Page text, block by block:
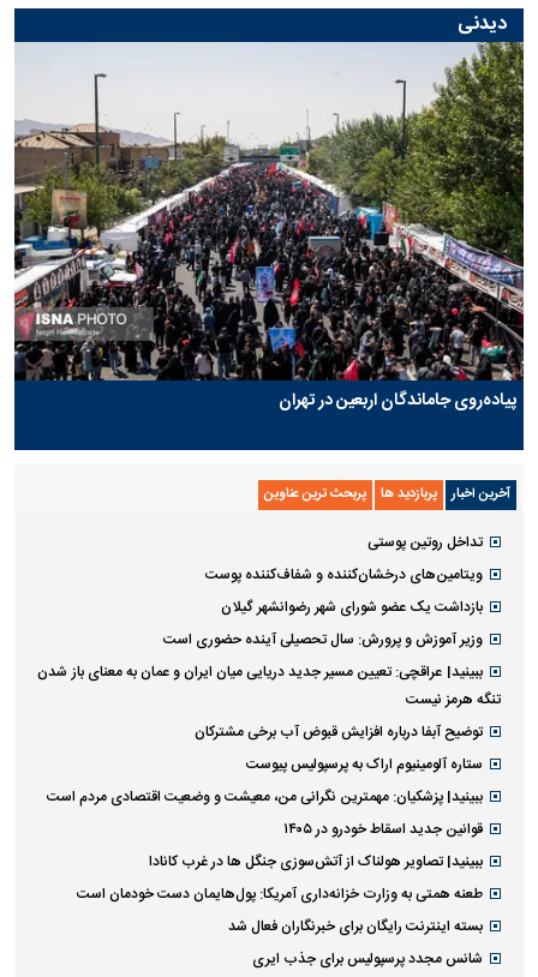
دیدنی
پیاده‌روی جاماندگان اربعین در تهران
آخرین اخبار پربازدید ها پربحث ترین عناوین
تداخل روتین پوستی
ویتامین‌های درخشان‌کننده و شفاف‌کننده پوست
بازداشت یک عضو شورای شهر رضوانشهر گیلان
وزیر آموزش و پرورش: سال تحصیلی آینده حضوری است
ببینید| عراقچی: تعیین مسیر جدید دریایی میان ایران و عمان به معنای باز شدن
تنگه هرمز نیست
توضیح آبفا درباره افزایش قبوض آب برخی مشترکان
ستاره آلومینیوم اراک به پرسپولیس پیوست
ببینید| پزشکیان: مهمترین نگرانی من، معیشت و وضعیت اقتصادی مردم است
قوانین جدید اسقاط خودرو در ۱۴۰۵
ببینید| تصاویر هولناک از آتش‌سوزی جنگل ها در غرب کانادا
طعنه همتی به وزارت خزانه‌داری آمریکا: پول‌هایمان دست خودمان است
بسته اینترنت رایگان برای خبرنگاران فعال شد
شانس مجدد پرسپولیس برای جذب ایری